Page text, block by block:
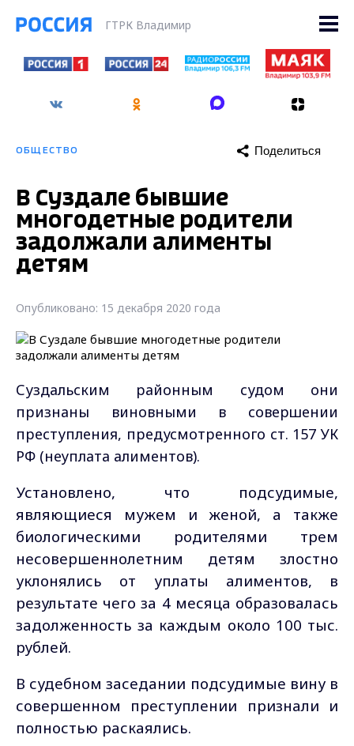
ГТРК Владимир
ОБЩЕСТВО Поделиться
В Суздале бывшие
многодетные родители
задолжали алименты
детям
Опубликовано: 15 декабря 2020 года
Суздальским районным судом они
признаны виновными в совершении
преступления, предусмотренного ст. 157 УК
РФ (неуплата алиментов).
Установлено, что подсудимые,
являющиеся мужем и женой, а также
биологическими родителями трем
несовершеннолетним детям злостно
уклонялись от уплаты алиментов, в
результате чего за 4 месяца образовалась
задолженность за каждым около 100 тыс.
рублей.
В судебном заседании подсудимые вину в
совершенном преступлении признали и
полностью раскаялись.